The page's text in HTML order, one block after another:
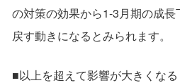
の対策の効果から1-3月期の成長
戻す動きになるとみられます。
■以上を超えて影響が大きくなる